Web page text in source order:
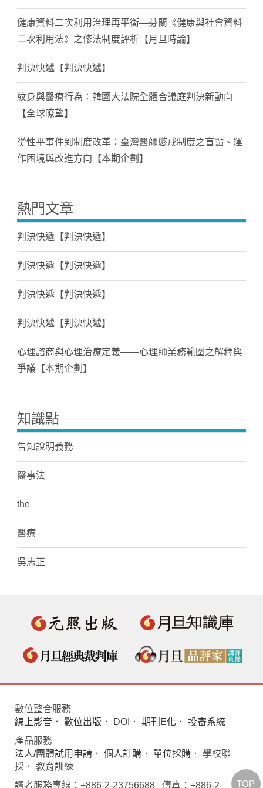
健康資料二次利用治理再平衡—芬蘭《健康與社會資料
二次利用法》之修法制度評析【月旦時論】
判決快遞【判決快遞】
紋身與醫療行為：韓國大法院全體合議庭判決新動向
【全球暸望】
從性平事件到制度改革：臺灣醫師懲戒制度之盲點、運
作困境與改進方向【本期企劃】
熱門文章
判決快遞【判決快遞】
判決快遞【判決快遞】
判決快遞【判決快遞】
判決快遞【判決快遞】
心理諮商與心理治療定義——心理師業務範圍之解釋與
爭議【本期企劃】
知識點
告知說明義務
醫事法
the
醫療
吳志正
數位整合服務
線上影音 ． 數位出版 ． DOI ． 期刊E化 ． 投審系統
產品服務
法人/團體試用申請 ． 個人訂購 ． 單位採購 ． 學校聯
採． 教育訓練
讀者服務專線：+886-2-23756688 傳真：+886-2-
TOP